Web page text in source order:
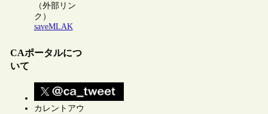
（外部リン
ク）
saveMLAK
CAポータルにつ
いて
カレントアウ